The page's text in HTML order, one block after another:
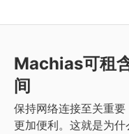
Machias可租
间
保持网络连接至关重
更加便利。这就是为